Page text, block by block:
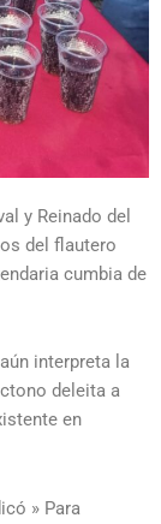
y Reinado del
del flautero
cumbia de
interpreta la
deleita a
en
» Para